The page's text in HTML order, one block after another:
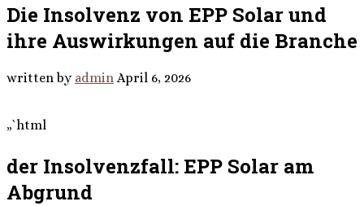
Die Insolvenz von EPP Solar und
ihre Auswirkungen auf die Branche
written by admin April 6, 2026
„`html
der Insolvenzfall: EPP Solar am
Abgrund